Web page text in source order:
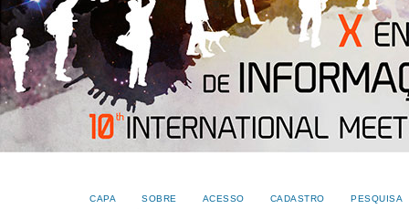
CAPA SOBRE ACESSO CADASTRO
PESQUISA